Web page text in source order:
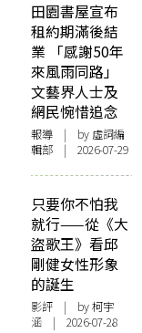
田園書屋宣布
租約期滿後結
業 「感謝50年
來風雨同路」
文藝界人士及
網民惋惜追念
報導 | by 虛詞編
輯部 | 2026-07-29
只要你不怕我
就行——從《大
盜歌王》看邱
剛健女性形象
的誕生
影評 | by 柯宇
涵 | 2026-07-28